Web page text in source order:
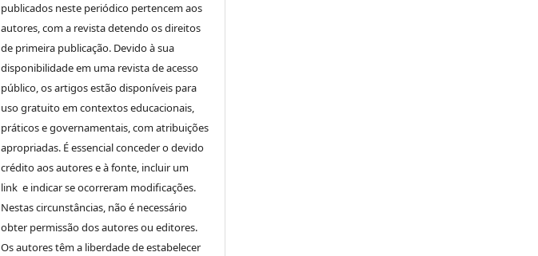
publicados neste periódico pertencem aos
autores, com a revista detendo os direitos
de primeira publicação. Devido à sua
disponibilidade em uma revista de acesso
público, os artigos estão disponíveis para
uso gratuito em contextos educacionais,
práticos e governamentais, com atribuições
apropriadas. É essencial conceder o devido
crédito aos autores e à fonte, incluir um
link e indicar se ocorreram modificações.
Nestas circunstâncias, não é necessário
obter permissão dos autores ou editores.
Os autores têm a liberdade de estabelecer